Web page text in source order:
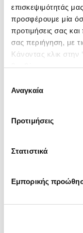
επισκεψιμότητάς
προσφέρουμε μία
προτιμήσεις σας
σας περιήγηση, με
Κάνοντας κλικ στην
βοηθήσετε να
ενδιαφέρουν και να
συγκατάθεσης
Αναγκαία
Προτιμήσεις
Στατιστικά
Εμπορικής
(0
Η μικρή Μελίνα
ΛΑΙΝΑΣ ΘΟΔΩΡΗΣ